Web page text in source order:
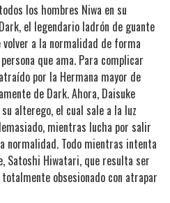
los hombres Niwa en su
el legendario ladrón de guante
a la normalidad de forma
que ama. Para complicar
por la Hermana mayor de
de Dark. Ahora, Daisuke
alterego, el cual sale a la luz
mientras lucha por salir
normalidad. Todo mientras intenta
Satoshi Hiwatari, que resulta ser
obsesionado con atrapar